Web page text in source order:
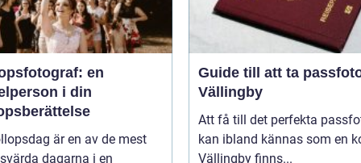
en
i din
är en av de mest
dagarna i en
Guide till att ta
Vällingby
Att få till det perfekta
kan ibland kännas som en
Vällingby finns...